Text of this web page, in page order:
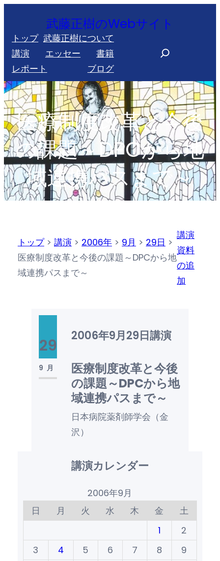
を
ス
キ
ッ
プ
武藤正樹のWebサイト
トップ 武藤正樹について
講演
エッセー
書籍
レポート
ブログ
r
c
h
医療制度改革と今後
の課題～DPCから地
域連携パスまで～
トップ> 講演 > 2006年 > 9月 > 29日 >
医療制度改革と今後の課題～DPCから地
域連携パスまで～
講演
資料
の追
加
29
9月
2006年9月29日講演
医療制度改革と今後
の課題～DPCから地
域連携パスまで～
日本病院薬剤師学会（金
沢）
講演カレンダー
2006年9月
日
月 火 水 木 金
土
1
2
3
4 5 6 7 8
9